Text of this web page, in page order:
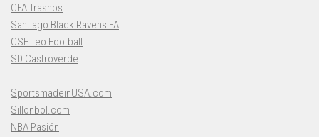
CFA Trasnos
Santiago Black Ravens FA
CSF Teo Football
SD Castroverde
SportsmadeinUSA.com
Sillonbol.com
NBA Pasión